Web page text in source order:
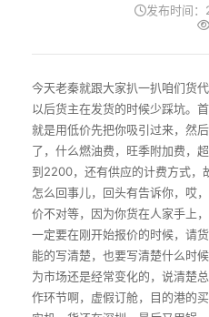
发布时间
今天老秦就跟大家扒一扒咱们货
以后货主在发货的时候少踩坑。
就是用低价先把你吸引过来，然
了，什么燃油费，旺季附加费，
到2200，还有供应的计费方式，
怎么回事儿，回头有告诉你，哎
价不对等，因为你货在人家手上
一定要在刚开始报价的时候，请
能的写清楚，也要写清楚什么时
为市场还是经常变化的，说清楚
作环节啊，虚假订舱，目的港的